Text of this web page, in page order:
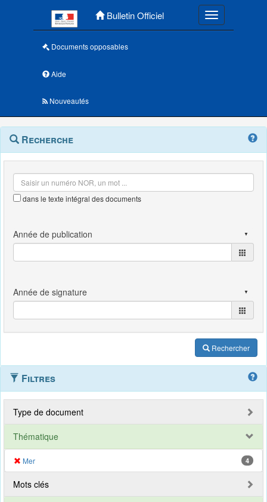
Bulletin Officiel Toggle
Documents opposables
Aide
Nouveautés
Navigation
outils
Menu
contextuel
Recherche
dans le texte intégral des documents
Rechercher
Filtres
Type de document
Thématique
Mer 4
Mots clés